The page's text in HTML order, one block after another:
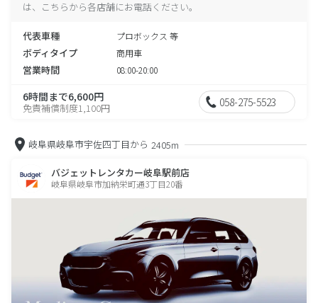
は、こちらから各店舗にお電話ください。
代表車種 プロボックス 等
ボディタイプ 商用車
営業時間 08:00-20:00
6時間まで6,600円
免責補償制度1,100円 058-275-5523
岐阜県岐阜市宇佐四丁目から 2405m
バジェットレンタカー岐阜駅前店
岐阜県岐阜市加納栄町通3丁目20番